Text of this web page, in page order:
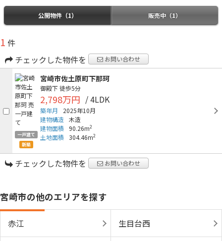
公開物件（1） 販売中（1）
1 件
チェックした物件を
お問い合わせ
一戸建て
新築
宮崎市佐土原町下那珂
御殿下 徒歩5分
2,798万円 / 4LDK
築年月
2025年10月
建物構造 木造
建物面積
90.26m2
土地面積 304.46m2
チェックした物件を お問い合わせ
宮崎市の他のエリアを探す
赤江 生目台西